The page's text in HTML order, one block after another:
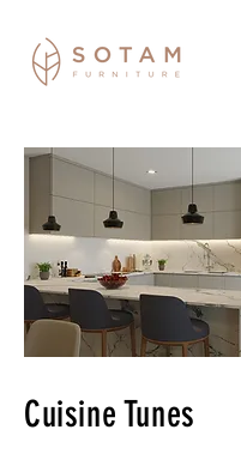
Cuisine Tunes